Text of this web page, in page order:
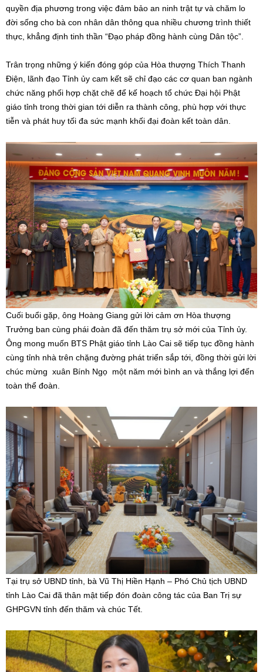
quyền địa phương trong việc đảm bảo an ninh trật tự và chăm lo
đời sống cho bà con nhân dân thông qua nhiều chương trình thiết
thực, khẳng định tinh thần “Đạo pháp đồng hành cùng Dân tộc”.
Trân trọng những ý kiến đóng góp của Hòa thượng Thích Thanh
Điện, lãnh đạo Tỉnh ủy cam kết sẽ chỉ đạo các cơ quan ban ngành
chức năng phối hợp chặt chẽ để kế hoạch tổ chức Đại hội Phật
giáo tỉnh trong thời gian tới diễn ra thành công, phù hợp với thực
tiễn và phát huy tối đa sức mạnh khối đại đoàn kết toàn dân.
Cuối buổi gặp, ông Hoàng Giang gửi lời cảm ơn Hòa thượng
Trưởng ban cùng phái đoàn đã đến thăm trụ sở mới của Tỉnh ủy.
Ông mong muốn BTS Phật giáo tỉnh Lào Cai sẽ tiếp tục đồng hành
cùng tỉnh nhà trên chặng đường phát triển sắp tới, đồng thời gửi lời
chúc mừng xuân Bính Ngọ một năm mới bình an và thắng lợi đến
toàn thể đoàn.
Tại trụ sở UBND tỉnh, bà Vũ Thị Hiền Hạnh – Phó Chủ tịch UBND
tỉnh Lào Cai đã thân mật tiếp đón đoàn công tác của Ban Trị sự
GHPGVN tỉnh đến thăm và chúc Tết.